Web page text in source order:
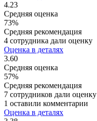
4.23
Средняя оценка
73%
Средняя рекомендация
4 сотрудника дали оценку
Оценка в деталях
3.60
Средняя оценка
57%
Средняя рекомендация
7 сотрудников дали оценку
1 оставили комментарии
Оценка в деталях